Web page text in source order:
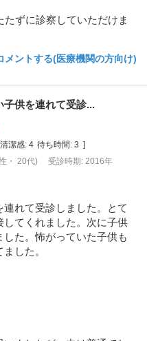
ずに診察していただけま
ントする(医療機関の方向け)
子供を連れて受診...
清潔感: 4 待ち時間: 3 ]
・ 20代) 受診時期: 2016年
れて受診しました。とて
してくれました。次に子供
た。怖がっていた子供も
した。